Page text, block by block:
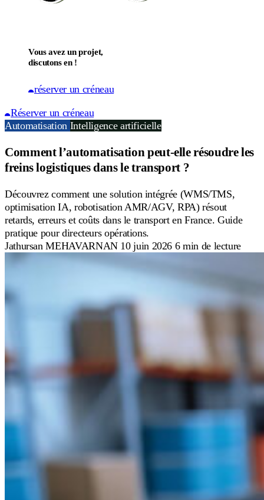
Vous avez un projet,
discutons en !
réserver un créneau
Réserver un créneau
Automatisation Intelligence artificielle
Comment l’automatisation peut-elle résoudre les
freins logistiques dans le transport ?
Découvrez comment une solution intégrée (WMS/TMS,
optimisation IA, robotisation AMR/AGV, RPA) résout
retards, erreurs et coûts dans le transport en France. Guide
pratique pour directeurs opérations.
Jathursan MEHAVARNAN 10 juin 2026 6 min de lecture